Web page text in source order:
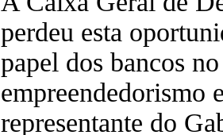
perdeu esta
papel dos bancos
empreendedorismo
representante do